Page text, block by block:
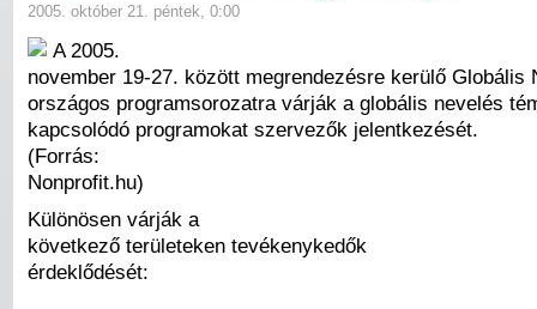
2005. október 21. péntek, 0:00
A 2005.
november 19-27. között megrendezésre kerülő Globális
országos programsorozatra várják a globális nevelés
kapcsolódó programokat szervezők jelentkezését.
(Forrás:
Nonprofit.hu)
Különösen várják a
következő területeken tevékenykedők
érdeklődését: